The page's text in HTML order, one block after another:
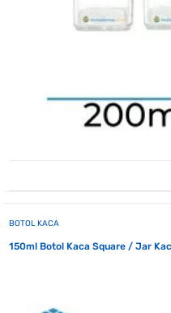
BOTOL KACA
150ml Botol Kaca Square / Jar